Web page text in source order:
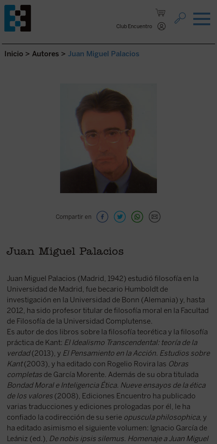
Club Encuentro
Saltar al contenido.
Inicio > Autores > Juan Miguel Palacios
Compartir en
Juan Miguel Palacios
Juan Miguel Palacios (Madrid, 1942) estudió filosofía en la
Universidad de Madrid, fue becario Humboldt de
investigación en la Universidad de Bonn (Alemania) y, hasta
2012, ha sido profesor titular de filosofía moral en la Facultad
de Filosofía de la Universidad Complutense.
Es autor de dos libros sobre la filosofía teorética y la filosofía
práctica de Kant: El Idealismo Transcendental: teoría de la
verdad(2013), y El Pensamiento en la Acción. Estudios sobre
Kant(2003), y ha editado con Rogelio Rovira las Obras
completasde García Morente. Además de su obra titulada
Bondad Moral e Inteligencia Ética. Nueve ensayos de la ética
de los valores(2008), Ediciones Encuentro ha publicado
varias traducciones y ediciones prologadas por él, le ha
confiado la codirección de su serie opuscula philosophica, y
ha editado asimismo el siguiente volumen: Ignacio García de
Leániz (ed.), De nobis ipsis silemus. Homenaje a Juan Miguel